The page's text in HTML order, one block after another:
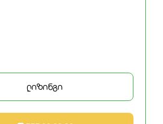
ლიზინგი